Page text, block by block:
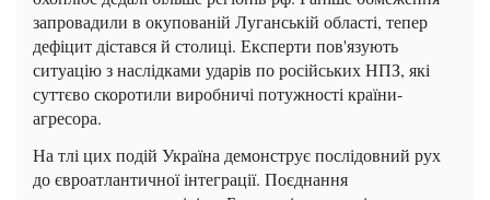
запровадили в окупованій Луганській області, тепер
дефіцит дістався й столиці. Експерти пов'язують
ситуацію з наслідками ударів по російських НПЗ, які
суттєво скоротили виробничі потужності країни-
агресора.
На тлі цих подій Україна демонструє послідовний рух
до євроатлантичної інтеграції. Поєднання